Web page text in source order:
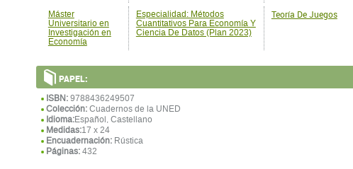
Máster
Universitario en
Investigación en
Economía
Especialidad: Métodos
Cuantitativos Para Economía Y
Ciencia De Datos (Plan 2023)
Teoría De Juegos
PAPEL:
ISBN:9788436249507
Colección:Cuadernos de la UNED
Idioma:Español, Castellano
Medidas:17 x 24
Encuadernación:Rústica
Páginas:432